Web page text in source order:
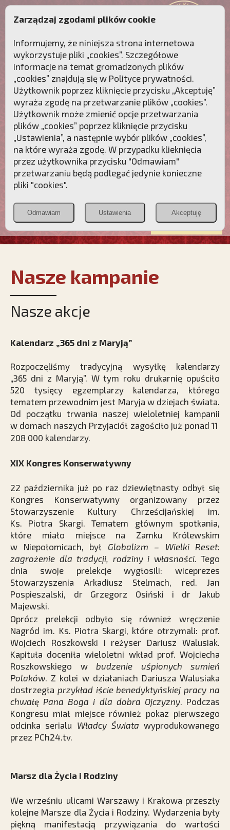
Przebudźmy sumienia Polaków!
Polonia
Christiana
PCh24.pl
Przymierze
POZNAJ APOSTOLAT FATIMY WESPRZYJ
NAS
Nasze kampanie
Nasze akcje
Kalendarz „365 dni z Maryją”
Rozpoczęliśmy tradycyjną wysyłkę kalendarzy
„365 dni z Maryją”. W tym roku drukarnię opuściło
520 tysięcy egzemplarzy kalendarza, którego
tematem przewodnim jest Maryja w dziejach świata.
Od początku trwania naszej wieloletniej kampanii
w domach naszych Przyjaciół zagościło już ponad 11
208 000 kalendarzy.
XIX Kongres Konserwatywny
22 października już po raz dziewiętnasty odbył się
Kongres Konserwatywny organizowany przez
Stowarzyszenie Kultury Chrześcijańskiej im.
Ks. Piotra Skargi. Tematem głównym spotkania,
które miało miejsce na Zamku Królewskim
w Niepołomicach, był Globalizm – Wielki Reset:
zagrożenie dla tradycji, rodziny i własności. Tego
dnia swoje prelekcje wygłosili: wiceprezes
Stowarzyszenia Arkadiusz Stelmach, red. Jan
Pospieszalski, dr Grzegorz Osiński i dr Jakub
Majewski.
Oprócz prelekcji odbyło się również wręczenie
Nagród im. Ks. Piotra Skargi, które otrzymali: prof.
Wojciech Roszkowski i reżyser Dariusz Walusiak.
Kapituła doceniła wieloletni wkład prof. Wojciecha
Roszkowskiego w budzenie uśpionych sumień
Polaków. Z kolei w działaniach Dariusza Walusiaka
dostrzegła przykład iście benedyktyńskiej pracy na
chwałę Pana Boga i dla dobra Ojczyzny. Podczas
Kongresu miał miejsce również pokaz pierwszego
odcinka serialu Władcy Świata wyprodukowanego
przez PCh24.tv.
Marsz dla Życia i Rodziny
We wrześniu ulicami Warszawy i Krakowa przeszły
kolejne Marsze dla Życia i Rodziny. Wydarzenia były
piękną manifestacją przywiązania do wartości
Zarządzaj zgodami plików cookie
Informujemy, że niniejsza strona internetowa
wykorzystuje pliki „cookies”. Szczegółowe
informacje na temat gromadzonych plików
„cookies” znajdują się w Polityce prywatności.
Użytkownik poprzez kliknięcie przycisku „Akceptuję”
wyraża zgodę na przetwarzanie plików „cookies”.
Użytkownik może zmienić opcje przetwarzania
plików „cookies” poprzez kliknięcie przycisku
„Ustawienia”, a następnie wybór plików „cookies”,
na które wyraża zgodę. W przypadku klieknięcia
przez użytkownika przycisku "Odmawiam"
przetwarzaniu będą podlegać jedynie konieczne
pliki "cookies".
Odmawiam Ustawienia Akceptuję